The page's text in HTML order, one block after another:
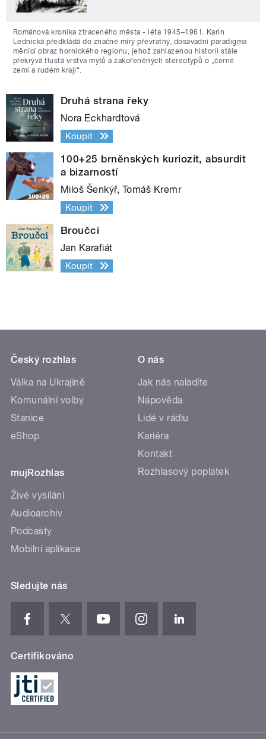
Románová kronika ztraceného města - léta 1945–1961. Karin
Lednická předkládá do značné míry převratný, dosavadní paradigma
měnící obraz hornického regionu, jehož zahlazenou historii stále
překrývá tlustá vrstva mýtů a zakořeněných stereotypů o „černé
zemi a rudém kraji“.
Druhá strana řeky
Nora Eckhardtová
Koupit
100+25 brněnských kuriozit, absurdit
a bizarností
Miloš Šenkýř, Tomáš Kremr
Koupit
Broučci
Jan Karafiát
Koupit
Český rozhlas
Válka na Ukrajině
Komunální volby
Stanice
eShop
mujRozhlas
Živé vysílání
Audioarchiv
Podcasty
Mobilní aplikace
O nás
Jak nás naladíte
Nápověda
Lidé v rádiu
Kariéra
Kontakt
Rozhlasový poplatek
Sledujte nás
Certifikováno